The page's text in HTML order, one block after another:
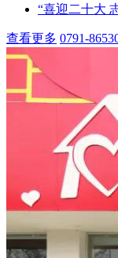
“喜迎二十大
查看更多 0791-